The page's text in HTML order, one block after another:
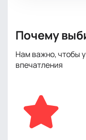
Почему
Нам важно, чтобы
впечатления